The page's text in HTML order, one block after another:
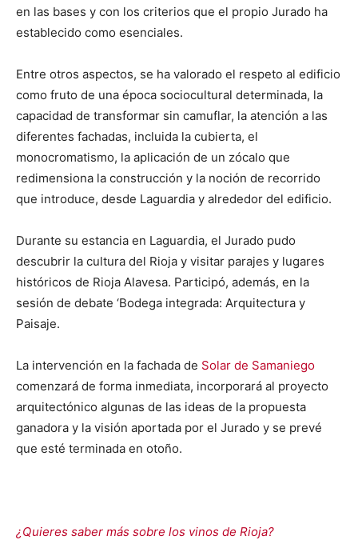
en las bases y con los criterios que el propio Jurado ha
establecido como esenciales.
Entre otros aspectos, se ha valorado el respeto al edificio
como fruto de una época sociocultural determinada, la
capacidad de transformar sin camuflar, la atención a las
diferentes fachadas, incluida la cubierta, el
monocromatismo, la aplicación de un zócalo que
redimensiona la construcción y la noción de recorrido
que introduce, desde Laguardia y alrededor del edificio.
Durante su estancia en Laguardia, el Jurado pudo
descubrir la cultura del Rioja y visitar parajes y lugares
históricos de Rioja Alavesa. Participó, además, en la
sesión de debate ‘Bodega integrada: Arquitectura y
Paisaje.
La intervención en la fachada de Solar de Samaniego
comenzará de forma inmediata, incorporará al proyecto
arquitectónico algunas de las ideas de la propuesta
ganadora y la visión aportada por el Jurado y se prevé
que esté terminada en otoño.
¿Quieres saber más sobre los vinos de Rioja?